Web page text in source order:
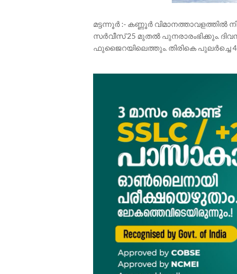
മട്ടന്നൂർ :- കണ്ണൂർ
സർവീസ് 25 മുതൽ പുനരാരംഭിക്കും.
ഫുജൈറയിലെത്തും. തിരികെ പുലർച്ചെ